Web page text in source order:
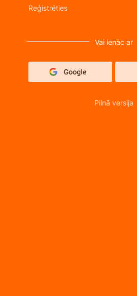
Reģistrēties
Vai ienāc ar
Pilnā versija